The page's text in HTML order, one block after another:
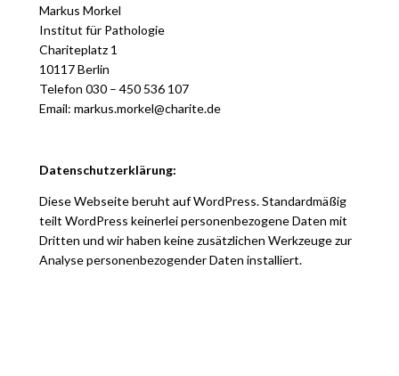
Markus Morkel
Institut für Pathologie
Chariteplatz 1
10117 Berlin
Telefon 030 – 450 536 107
Email: markus.morkel@charite.de
Datenschutzerklärung:
Diese Webseite beruht auf WordPress. Standardmäßig
teilt WordPress keinerlei personenbezogene Daten mit
Dritten und wir haben keine zusätzlichen Werkzeuge zur
Analyse personenbezogender Daten installiert.